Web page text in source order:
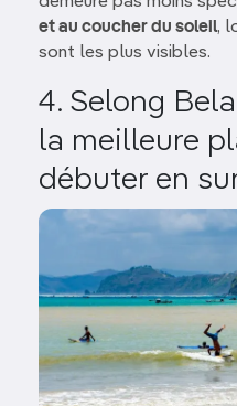
et au coucher du soleil,
sont les plus visibles.
4. Selong
la meilleure
débuter en
Image